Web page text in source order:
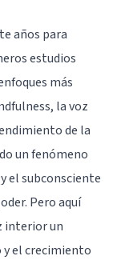
años para
estudios
más
la voz
de la
un fenómeno
el subconsciente
Pero aquí
interior un
el crecimiento